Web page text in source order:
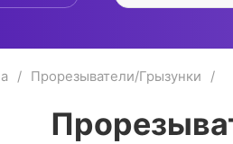
Прорезыватели/Грызунки